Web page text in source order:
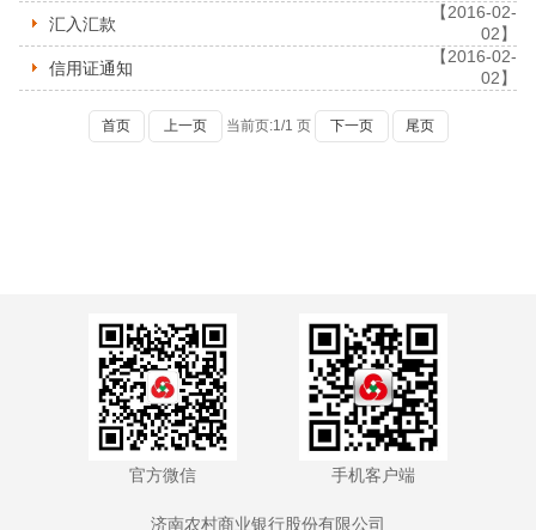
汇入汇款
【2016-02-
02】
信用证通知
【2016-02-
02】
首页 上一页 当前页:1/1 页 下一页 尾页
官方微信 手机客户端
济南农村商业银行股份有限公司